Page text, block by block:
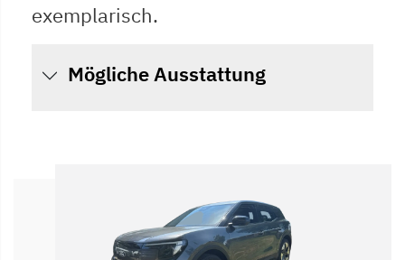
exemplarisch.
Mögliche Ausstattung